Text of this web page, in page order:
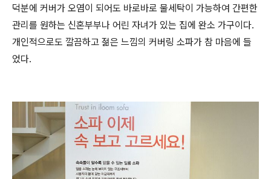
덕분에 커버가 오염이 되어도 바로바로 물세탁이 가능하여 간편한
관리를 원하는 신혼부부나 어린 자녀가 있는 집에 완소 가구이다.
개인적으로도 깔끔하고 젊은 느낌의 커버링 소파가 참 마음에 들
었다.